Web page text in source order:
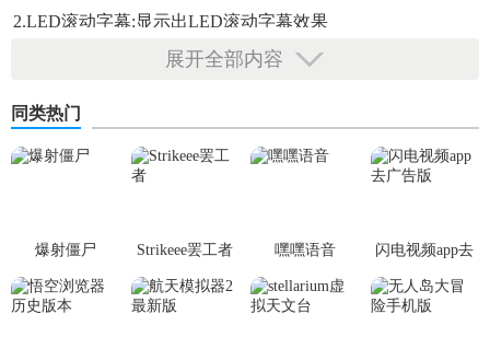
2.LED滚动字幕:显示出LED滚动字幕效果
:将视频设置成桌面壁纸
4.记事本:生活信息、账单、备忘录
5.二维码生成:个性化定制二维码
1、超级简单实用的一款多功能小工具，安装包很小的；
2、在线的整个操作是很流畅的，还没有任何的广告问题；
展开全部内容
同类热门
爆射僵尸 Strikeee罢工者 嘿嘿语音
闪电视频app去
广告版